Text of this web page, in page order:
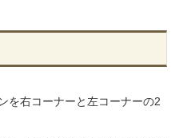
を右コーナーと左コーナーの2